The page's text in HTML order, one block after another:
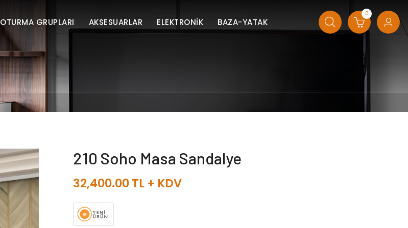
OTURMA GRUPLARI AKSESUARLAR ELEKTRONİK BAZA-YATAK
0
210 Soho Masa Sandalye
32,400.00TL + KDV